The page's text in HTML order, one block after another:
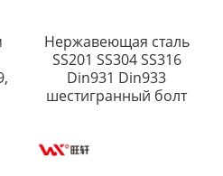
Нержавеющая сталь
SS201 SS304 SS316
Din931 Din933
шестигранный болт